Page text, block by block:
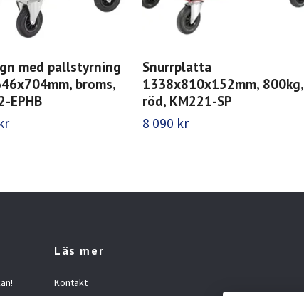
med pallstyrning
broms,
EPHB
Snurrplatta
1338x810x152mm, 800kg,
röd, KM221-SP
8 090 kr
Läs mer
Kontakt